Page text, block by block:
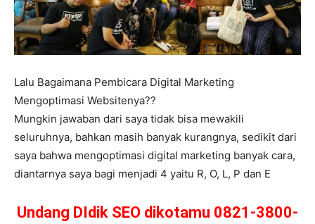
Lalu Bagaimana Pembicara Digital Marketing
Mengoptimasi Websitenya??
Mungkin jawaban dari saya tidak bisa mewakili
seluruhnya, bahkan masih banyak kurangnya, sedikit dari
saya bahwa mengoptimasi digital marketing banyak cara,
diantarnya saya bagi menjadi 4 yaitu R, O, L, P dan E
Undang DIdik SEO dikotamu 0821-3800-